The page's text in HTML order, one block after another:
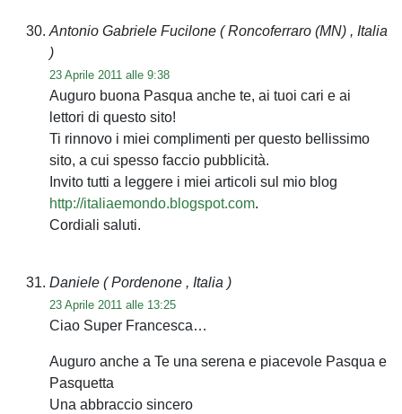
Antonio Gabriele Fucilone ( Roncoferraro (MN) , Italia
)
23 Aprile 2011 alle 9:38
Auguro buona Pasqua anche te, ai tuoi cari e ai
lettori di questo sito!
Ti rinnovo i miei complimenti per questo bellissimo
sito, a cui spesso faccio pubblicità.
Invito tutti a leggere i miei articoli sul mio blog
http://italiaemondo.blogspot.com.
Cordiali saluti.
Daniele ( Pordenone , Italia )
23 Aprile 2011 alle 13:25
Ciao Super Francesca…
Auguro anche a Te una serena e piacevole Pasqua e
Pasquetta
Una abbraccio sincero